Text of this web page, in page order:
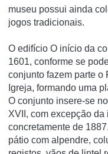
museu possui ainda
jogos tradicionais.
O edifício O início da
1601, conforme se
conjunto fazem parte o
Igreja, formando uma
O conjunto insere-se
XVII, com excepção
concretamente de
pátio com alpendre,